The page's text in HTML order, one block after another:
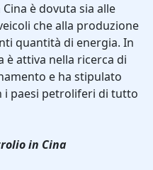
è dovuta sia alle
che alla produzione
quantità di energia. In
è attiva nella ricerca di
e ha stipulato
i paesi petroliferi di tutto
in Cina